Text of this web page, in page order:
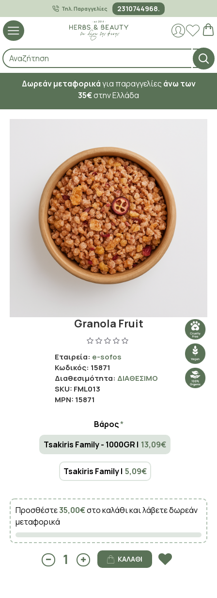
Τηλ. Παραγγελίες 2310744968.
Δωρεάν μεταφορικάγια παραγγελίες άνω των
35€στην Ελλάδα
Granola Fruit
Εταιρεία: e-sofos
Κωδικός: 15871
Διαθεσιμότητα: ΔΙΑΘΈΣΙΜΟ
SKU: FML013
MPN: 15871
Βάρος
Tsakiris Family - 1000GR | 13,09€
Tsakiris Family | 5,09€
Προσθέστε35,00€στο καλάθι και λάβετε δωρεάν
μεταφορικά
ΚΑΛΆΘΙ